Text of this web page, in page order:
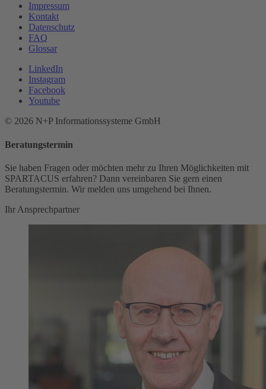
Impressum
Kontakt
Datenschutz
FAQ
Glossar
LinkedIn
Instagram
Facebook
Youtube
© 2026 N+P Informationssysteme GmbH
Beratungstermin
Sie haben Fragen oder möchten mehr zu Ihren Möglichkeiten mit
SPARTACUS erfahren? Dann vereinbaren Sie gern einen
Beratungstermin. Wir melden uns umgehend bei Ihnen.
Ihr Ansprechpartner